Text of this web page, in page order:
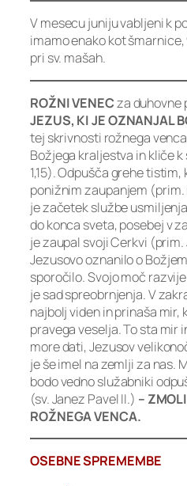
V mesecu juniju vabljeni k
imamo enako kot
pri sv. mašah.
ROŽNI VENECza duhovne
JEZUS, KI JE OZNANJAL
tej skrivnosti rožnega
Božjega kraljestva in kliče
1,15). Odpušča grehe
ponižnim zaupanjem (prim.
je začetek službe
do konca sveta, posebej v
je zaupal svoji Cerkvi (prim.
Jezusovo oznanilo o
sporočilo. Svojo moč
je sad spreobrnjenja. V
najbolj viden in prinaša mir,
pravega veselja. To sta mir
more dati, Jezusov
je še imel na zemlji za nas.
bodo vedno služabniki
(sv. Janez Pavel II.) –
ROŽNEGA VENCA.
OSEBNE SPREMEMBE